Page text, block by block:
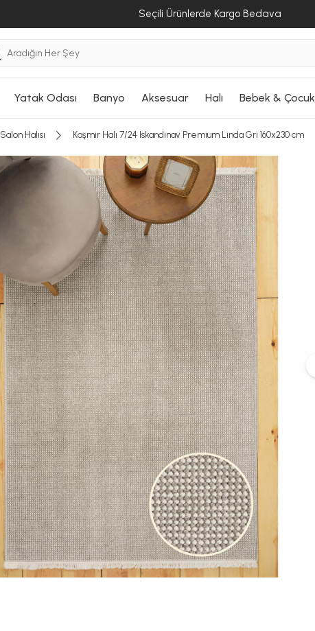
Seçili Ürünlerde Kargo Bedava
Yatak Odası Banyo Aksesuar Halı Bebek & Çocuk
Salon Halısı Kaşmir Halı 7/24 Iskandinav Premium Linda Gri 160x230 cm